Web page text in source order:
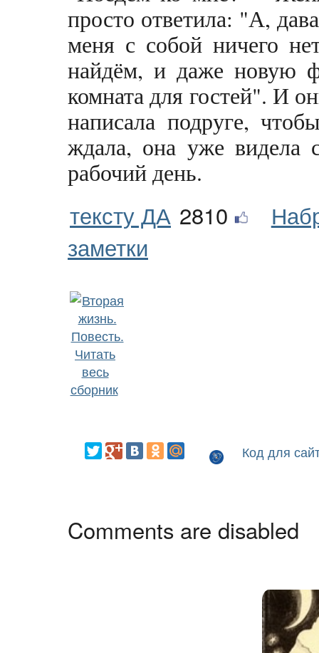
просто ответила: "А,
меня с собой ничего
найдём, и даже новую
комната для гостей". И
написала подруге,
ждала, она уже видела
рабочий день.
тексту ДА 2810
заметки
Читать
весь
сборник
Код для
Comments are disabled